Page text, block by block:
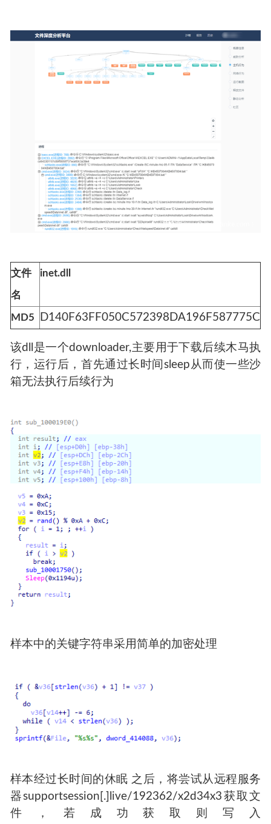
文件
名
inet.dll
MD5 D140F63FF050C572398DA196F587775C
该dll是一个downloader,主要用于下载后续木马执
行，运行后，首先通过长时间sleep从而使一些沙
箱无法执行后续行为
样本中的关键字符串采用简单的加密处理
样本经过长时间的休眠 之后，将尝试从远程服务
器supportsession[.]live/192362/x2d34x3获取文
件，若成功获取则写入